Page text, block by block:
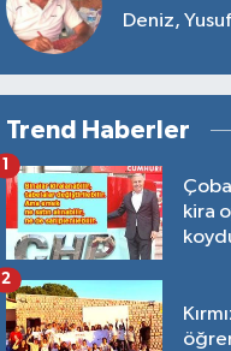
Deniz,
Trend Haberler
kira
1
2